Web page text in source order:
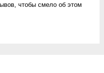
чтобы смело об этом